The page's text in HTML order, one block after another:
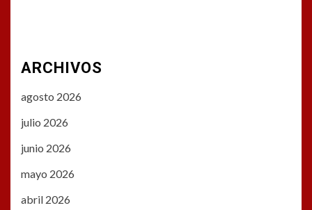
ARCHIVOS
agosto 2026
julio 2026
junio 2026
mayo 2026
abril 2026